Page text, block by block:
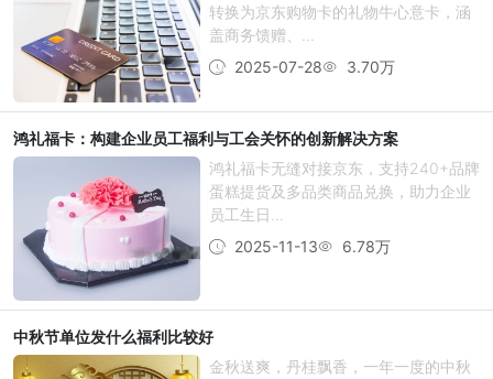
转换为京东购物卡的礼物牛心意卡，涵
盖商务馈赠、...
2025-07-28
3.70万
鸿礼福卡：构建企业员工福利与工会关怀的创新解决方案
鸿礼福卡无缝对接京东，支持240+品牌
蛋糕提货及多品类商品兑换，助力企业
员工生日...
2025-11-13
6.78万
中秋节单位发什么福利比较好
金秋送爽，丹桂飘香，一年一度的中秋